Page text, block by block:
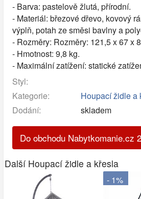
- Barva: pastelově žlutá, přírodní.
- Materiál: březové dřevo, kovový
výplň, potah ze směsi bavlny a
- Rozměry: Rozměry: 121,5 x 67 x
- Hmotnost: 9,8 kg.
- Maximální zatížení: statické
Styl:
Kategorie:
Houpací židle a
Dodání:
skladem
Do obchodu Nabytkomanie.cz
Další Houpací židle a křesla
- 1%